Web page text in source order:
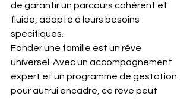
de garantir un parcours cohérent et
fluide, adapté à leurs besoins
spécifiques.
Fonder une famille est un rêve
universel. Avec un accompagnement
expert et un programme de gestation
pour autrui encadré, ce rêve peut